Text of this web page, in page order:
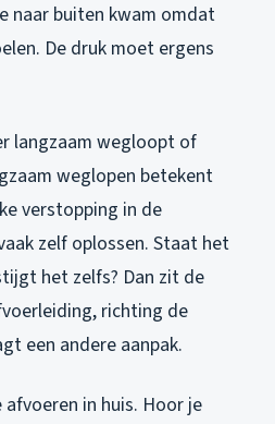
naar buiten kwam omdat
De druk moet ergens
langzaam wegloopt of
weglopen betekent
verstopping in de
zelf oplossen. Staat het
het zelfs? Dan zit de
richting de
een andere aanpak.
in huis. Hoor je